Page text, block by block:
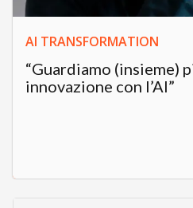
AI TRANSFORMATION
“Guardiamo (insieme)
innovazione con l’AI”